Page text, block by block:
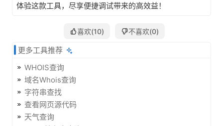
体验这款工具，尽享便捷调试带来的高效益！
喜欢(10) 不喜欢(0)
更多工具推荐
WHOIS查询
域名Whois查询
字符串查找
查看网页源代码
天气查询